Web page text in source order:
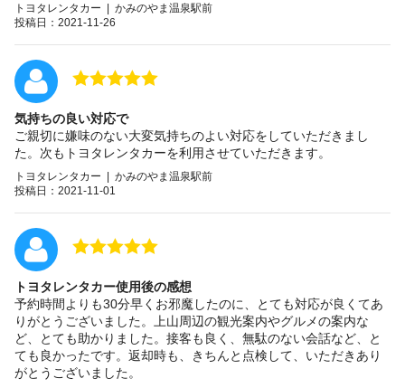
トヨタレンタカー | かみのやま温泉駅前
投稿日：2021-11-26
気持ちの良い対応で
ご親切に嫌味のない大変気持ちのよい対応をしていただきまし
た。次もトヨタレンタカーを利用させていただきます。
トヨタレンタカー | かみのやま温泉駅前
投稿日：2021-11-01
トヨタレンタカー使用後の感想
予約時間よりも30分早くお邪魔したのに、とても対応が良くてあ
りがとうございました。上山周辺の観光案内やグルメの案内な
ど、とても助かりました。接客も良く、無駄のない会話など、と
ても良かったです。返却時も、きちんと点検して、いただきあり
がとうございました。